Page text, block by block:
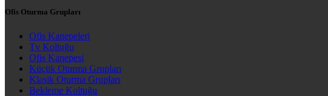
Ofis Oturma Grupları
Ofis Kanepeleri
Tv Koltuğu
Ofis Kanepesi
Küçük Oturma Grupları
Klasik Oturma Grupları
Bekleme Koltuğu